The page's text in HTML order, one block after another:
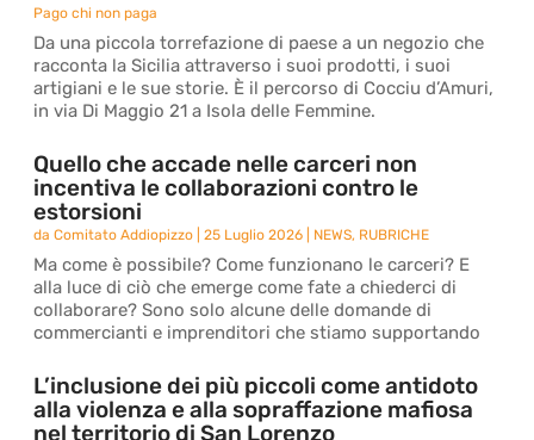
Pago chi non paga
Da una piccola torrefazione di paese a un negozio che
racconta la Sicilia attraverso i suoi prodotti, i suoi
artigiani e le sue storie. È il percorso di Cocciu d’Amuri,
in via Di Maggio 21 a Isola delle Femmine.
Quello che accade nelle carceri non
incentiva le collaborazioni contro le
estorsioni
daComitato Addiopizzo |25 Luglio 2026 NEWS, RUBRICHE
Ma come è possibile? Come funzionano le carceri? E
alla luce di ciò che emerge come fate a chiederci di
collaborare? Sono solo alcune delle domande di
commercianti e imprenditori che stiamo supportando
L’inclusione dei più piccoli come antidoto
alla violenza e alla sopraffazione mafiosa
nel territorio di San Lorenzo